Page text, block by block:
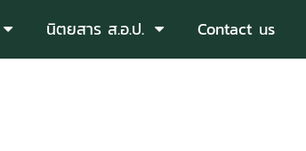
นิตยสาร ส.อ.ป. Contact us